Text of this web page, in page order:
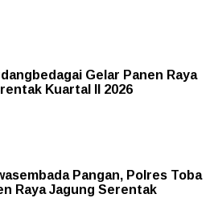
Gelar Panen Raya
Kuartal II 2026
Pangan, Polres Toba
Raya Jagung Serentak